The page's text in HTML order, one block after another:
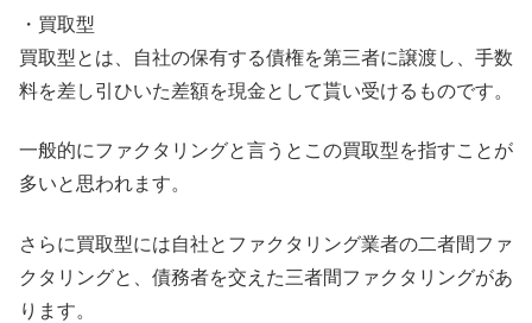
・買取型
買取型とは、自社の保有する債権を第三者に譲渡し、手数
料を差し引ひいた差額を現金として貰い受けるものです。
一般的にファクタリングと言うとこの買取型を指すことが
多いと思われます。
さらに買取型には自社とファクタリング業者の二者間ファ
クタリングと、債務者を交えた三者間ファクタリングがあ
ります。